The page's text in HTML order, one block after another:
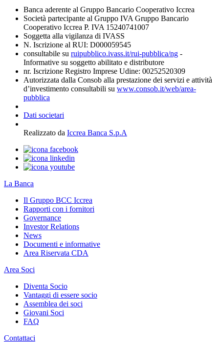
Banca aderente al Gruppo Bancario Cooperativo Iccrea
Società partecipante al Gruppo IVA Gruppo Bancario
Cooperativo Iccrea P. IVA 15240741007
Soggetta alla vigilanza di IVASS
N. Iscrizione al RUI: D000059545
consultabile su ruipubblico.ivass.it/rui-pubblica/ng -
Informative su soggetto abilitato e distributore
nr. Iscrizione Registro Imprese Udine: 00252520309
Autorizzata dalla Consob alla prestazione dei servizi e attività
d’investimento consultabili su www.consob.it/web/area-
pubblica
Dati societari
Realizzato da Iccrea Banca S.p.A
La Banca
Il Gruppo BCC Iccrea
Rapporti con i fornitori
Governance
Investor Relations
News
Documenti e informative
Area Riservata CDA
Area Soci
Diventa Socio
Vantaggi di essere socio
Assemblea dei soci
Giovani Soci
FAQ
Contattaci